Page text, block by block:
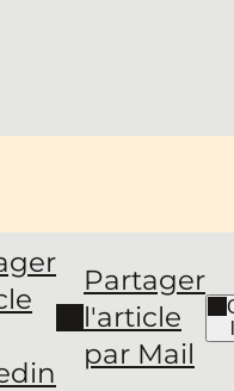
Partager
l'article
par Mail